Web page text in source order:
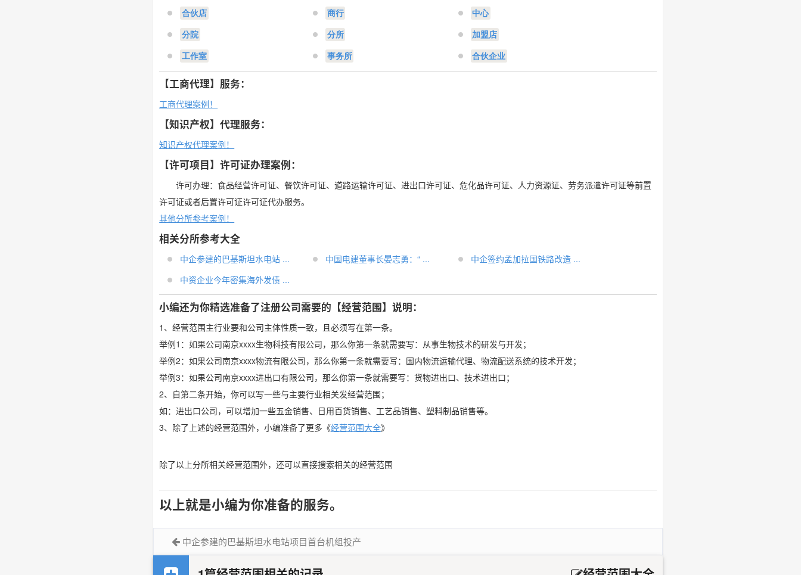
合伙店 商行 中心
分院 分所 加盟店
工作室 事务所 合伙企业
【工商代理】服务：
工商代理案例！
【知识产权】代理服务：
知识产权代理案例！
【许可项目】许可证办理案例：
许可办理：食品经营许可证、餐饮许可证、道路运输许可证、进出口许可证、危化品许可证、人力资源证、劳务派遣许可证等前置
许可证或者后置许可证许可证代办服务。
其他分所参考案例！
相关分所参考大全
中企参建的巴基斯坦水电站 ... 中国电建董事长晏志勇：“ ...
中企签约孟加拉国铁路改造 ...
中资企业今年密集海外发债 ...
小编还为你精选准备了注册公司需要的【经营范围】说明：
1、经营范围主行业要和公司主体性质一致，且必须写在第一条。
举例1：如果公司南京xxxx生物科技有限公司，那么你第一条就需要写：从事生物技术的研发与开发；
举例2：如果公司南京xxxx物流有限公司，那么你第一条就需要写：国内物流运输代理、物流配送系统的技术开发；
举例3：如果公司南京xxxx进出口有限公司，那么你第一条就需要写：货物进出口、技术进出口；
2、自第二条开始，你可以写一些与主要行业相关发经营范围；
如：进出口公司，可以增加一些五金销售、日用百货销售、工艺品销售、塑料制品销售等。
3、除了上述的经营范围外，小编准备了更多《经营范围大全》
除了以上分所相关经营范围外，还可以直接搜索相关的经营范围
以上就是小编为你准备的服务。
中企参建的巴基斯坦水电站项目首台机组投产